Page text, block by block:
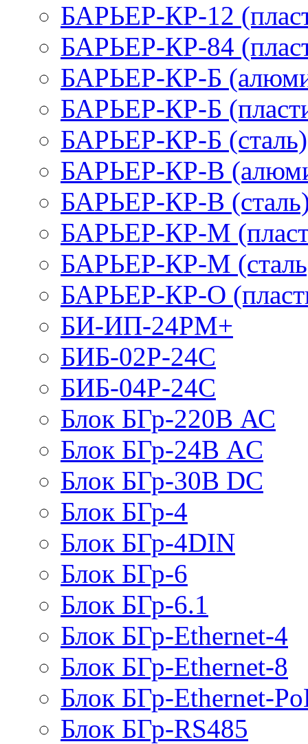
БАРЬЕР-КР-12
БАРЬЕР-КР-84
БАРЬЕР-КР-Б
БАРЬЕР-КР-Б
БАРЬЕР-КР-Б (сталь)
БАРЬЕР-КР-В
БАРЬЕР-КР-В
БАРЬЕР-КР-М
БАРЬЕР-КР-М
БАРЬЕР-КР-О
БИ-ИП-24РМ+
БИБ-02Р-24С
БИБ-04Р-24С
Блок БГр-220В АС
Блок БГр-24В AC
Блок БГр-30В DC
Блок БГр-4
Блок БГр-4DIN
Блок БГр-6
Блок БГр-6.1
Блок БГр-Ethernet-4
Блок БГр-Ethernet-8
Блок БГр-Ethernet-
Блок БГр-RS485